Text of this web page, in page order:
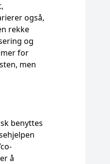
også,
rekke
og
for
men
benyttes
å